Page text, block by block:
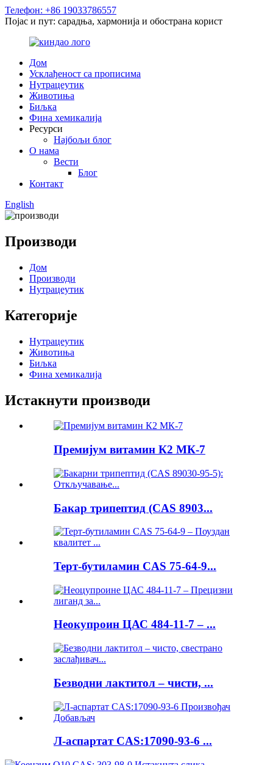
Телефон: +86 19033786557
Појас и пут: сарадња, хармонија и обострана корист
Дом
Усклађеност са прописима
Нутрацеутик
Животиња
Биљка
Фина хемикалија
Ресурси
Најбољи блог
О нама
Вести
Блог
Контакт
English
Производи
Дом
Производи
Нутрацеутик
Категорије
Нутрацеутик
Животиња
Биљка
Фина хемикалија
Истакнути производи
Премијум витамин К2 МК-7
Бакар трипептид (CAS 8903...
Терт-бутиламин CAS 75-64-9...
Неокупроин ЦАС 484-11-7 – ...
Безводни лактитол – чисти, ...
Л-аспартат CAS:17090-93-6 ...